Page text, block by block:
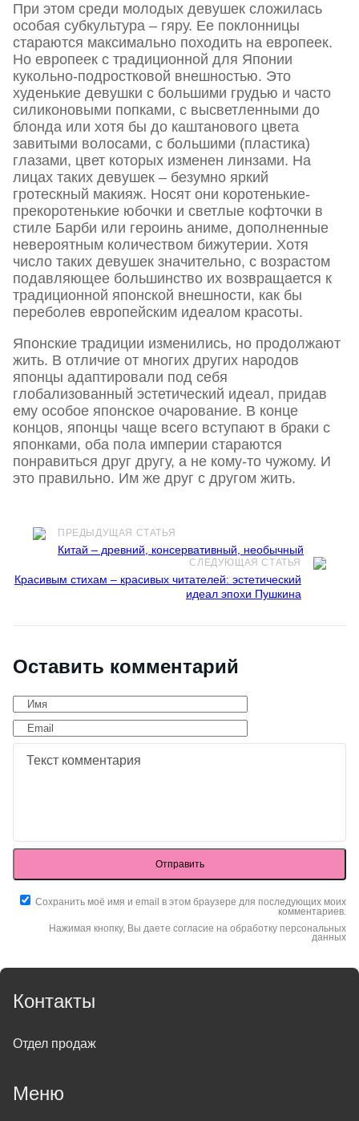
При этом среди молодых девушек сложилась
особая субкультура – гяру. Ее поклонницы
стараются максимально походить на европеек.
Но европеек с традиционной для Японии
кукольно-подростковой внешностью. Это
худенькие девушки с большими грудью и часто
силиконовыми попками, с высветленными до
блонда или хотя бы до каштанового цвета
завитыми волосами, с большими (пластика)
глазами, цвет которых изменен линзами. На
лицах таких девушек – безумно яркий
гротескный макияж. Носят они коротенькие-
прекоротенькие юбочки и светлые кофточки в
стиле Барби или героинь аниме, дополненные
невероятным количеством бижутерии. Хотя
число таких девушек значительно, с возрастом
подавляющее большинство их возвращается к
традиционной японской внешности, как бы
переболев европейским идеалом красоты.
Японские традиции изменились, но продолжают
жить. В отличие от многих других народов
японцы адаптировали под себя
глобализованный эстетический идеал, придав
ему особое японское очарование. В конце
концов, японцы чаще всего вступают в браки с
японками, оба пола империи стараются
понравиться друг другу, а не кому-то чужому. И
это правильно. Им же друг с другом жить.
ПРЕДЫДУЩАЯ СТАТЬЯ
Китай – древний, консервативный, необычный
СЛЕДУЮЩАЯ СТАТЬЯ
Красивым стихам – красивых читателей: эстетический
идеал эпохи Пушкина
Оставить комментарий
Отправить
Сохранить моё имя и email в этом браузере для последующих моих
комментариев.
Нажимая кнопку, Вы даете согласие на обработку персональных
данных
Контакты
Отдел продаж
Меню